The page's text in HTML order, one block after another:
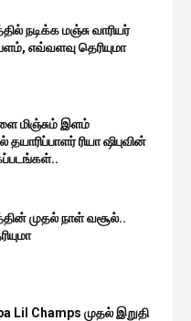
நடிக்க மஞ்சு வாரியர்
எவ்வளவு தெரியுமா
மிஞ்சும் இளம்
ரியா ஷிபுவின்
முதல் நாள் வசூல்..
Lil Champs முதல் இறுதி